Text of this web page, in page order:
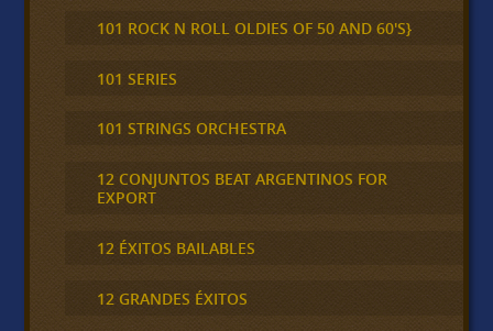
101 ROCK N ROLL OLDIES OF 50 AND 60'S}
101 SERIES
101 STRINGS ORCHESTRA
12 CONJUNTOS BEAT ARGENTINOS FOR
EXPORT
12 ÉXITOS BAILABLES
12 GRANDES ÉXITOS